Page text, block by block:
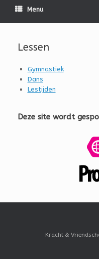
Menu
Lessen
Gymnastiek
Dans
Lestijden
Deze site wordt
Kracht &